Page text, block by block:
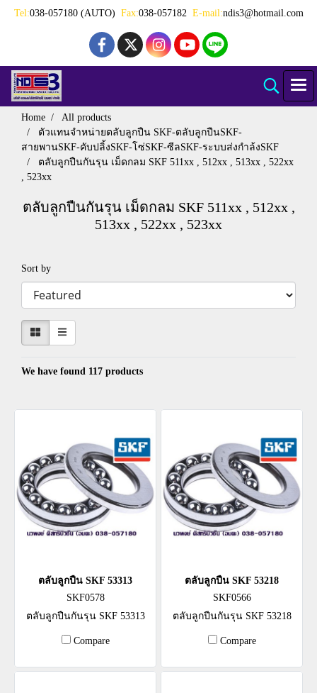
Tel:038-057180 (AUTO) Fax:038-057182 E-mail:ndis3@hotmail.com
Home
All products
ตัวแทนจำหน่ายตลับลูกปืน SKF-ตลับลูกปืนSKF-
สายพานSKF-คับปลิ้งSKF-โซ่SKF-ซีลSKF-ระบบส่งกำล้งSKF
ตลับลูกปืนกันรุน เม็ดกลม SKF 511xx , 512xx , 513xx , 522xx
, 523xx
ตลับลูกปืนกันรุน เม็ดกลม SKF 511xx , 512xx ,
513xx , 522xx , 523xx
Sort by
We have found 117 products
ตลับลูกปืน SKF 53313
SKF0578
ตลับลูกปืนกันรุน SKF 53313
Compare
ตลับลูกปืน SKF 53218
SKF0566
ตลับลูกปืนกันรุน SKF 53218
Compare